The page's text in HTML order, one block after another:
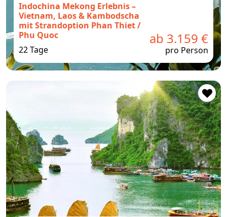
Indochina Mekong Erlebnis –
Vietnam, Laos & Kambodscha
mit Strandoption Phan Thiet /
Phu Quoc
22 Tage
ab 3.159 €
pro Person